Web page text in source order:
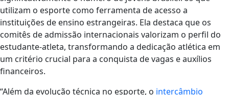
utilizam o esporte como ferramenta de acesso a
instituições de ensino estrangeiras. Ela destaca que os
comitês de admissão internacionais valorizam o perfil do
estudante-atleta, transformando a dedicação atlética em
um critério crucial para a conquista de vagas e auxílios
financeiros.
“Além da evolução técnica no esporte, o intercâmbio